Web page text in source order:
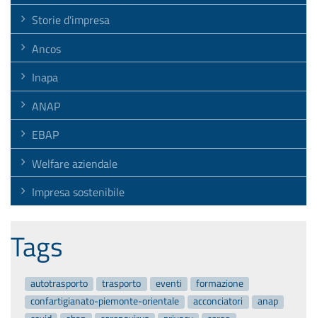
Storie d'impresa
Ancos
Inapa
ANAP
EBAP
Welfare aziendale
Impresa sostenibile
Tags
autotrasporto trasporto eventi
formazione
confartigianato-piemonte-orientale
acconciatori
anap